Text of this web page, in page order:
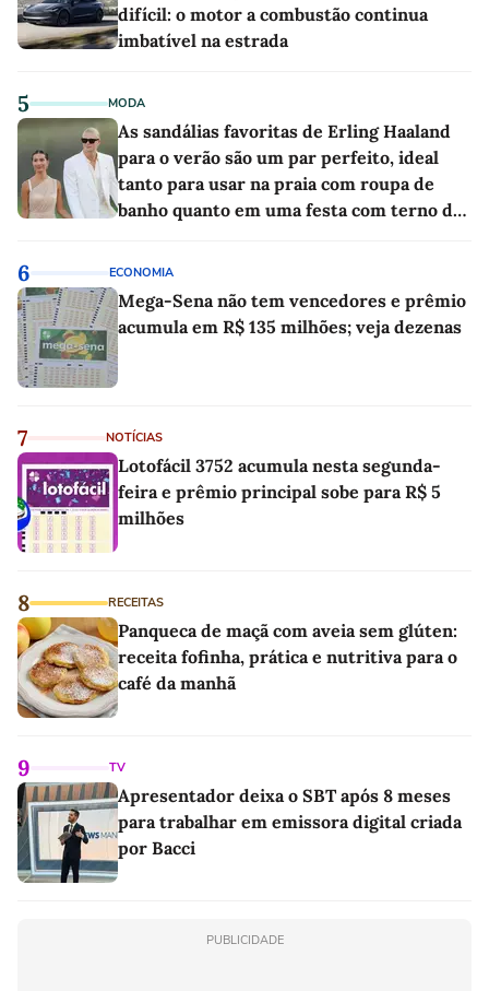
difícil: o motor a combustão continua
imbatível na estrada
5 MODA
As sandálias favoritas de Erling Haaland
para o verão são um par perfeito, ideal
tanto para usar na praia com roupa de
banho quanto em uma festa com terno de
6 ECONOMIA
Mega-Sena não tem vencedores e prêmio
acumula em R$ 135 milhões; veja dezenas
7 NOTÍCIAS
Lotofácil 3752 acumula nesta segunda-
feira e prêmio principal sobe para R$ 5
milhões
8 RECEITAS
Panqueca de maçã com aveia sem glúten:
receita fofinha, prática e nutritiva para o
café da manhã
9 TV
Apresentador deixa o SBT após 8 meses
para trabalhar em emissora digital criada
por Bacci
PUBLICIDADE